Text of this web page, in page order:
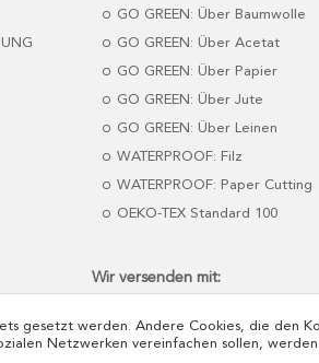
GO GREEN: Über Baumwolle
GO GREEN: Über Acetat
GO GREEN: Über Papier
GO GREEN: Über Jute
GO GREEN: Über Leinen
WATERPROOF: Filz
WATERPROOF: Paper Cutting
OEKO-TEX Standard 100
Wir versenden mit:
gesetzt werden. Andere Cookies, die den
Netzwerken vereinfachen sollen,